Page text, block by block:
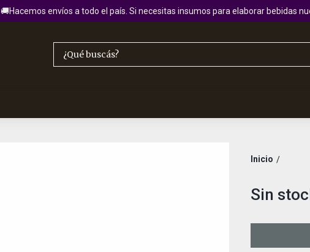
🚚Hacemos envíos a todo el país. Si necesitas insumos para elaborar bebidas
Inicio /
Sin